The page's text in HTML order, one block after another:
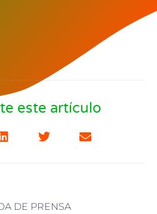
este artículo
DE PRENSA